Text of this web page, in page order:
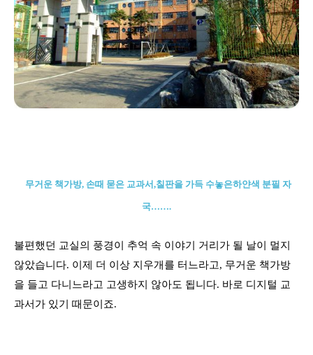
무거운 책가방, 손때 묻은 교과서,칠판을 가득 수놓은하얀색 분필 자
국…….
불편했던 교실의 풍경이 추억 속 이야기 거리가 될 날이 멀지
않았습니다. 이제 더 이상 지우개를 터느라고, 무거운 책가방
을 들고 다니느라고 고생하지 않아도 됩니다. 바로 디지털 교
과서가 있기 때문이죠.